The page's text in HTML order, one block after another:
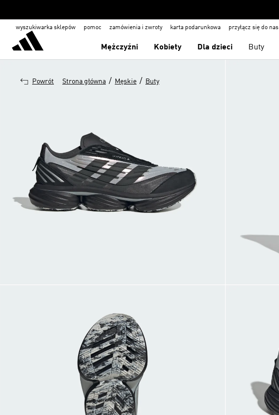
wyszukiwarka sklepów pomoc zamówienia i zwroty karta podarunkowa przyłącz się do nas
Mężczyźni Kobiety Dla dzieci Buty
Powrót Strona główna / Męskie / Buty